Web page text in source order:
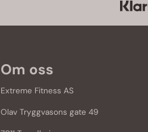
Om oss
Extreme Fitness AS
Olav Tryggvasons gate 49